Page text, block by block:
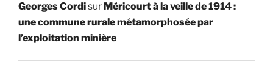
Georges Cordisur Méricourt à la veille de 1914 :
une commune rurale métamorphosée par
l’exploitation minière